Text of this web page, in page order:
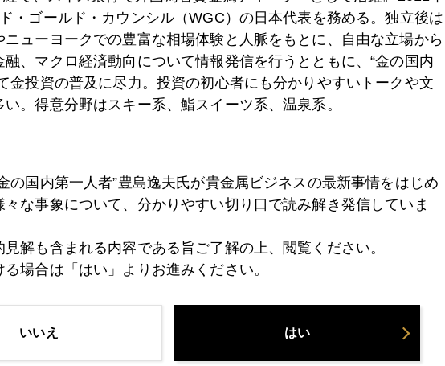
ジム・ロジャーズの本音
過剰流動性相場の復活？
金とインフレ
・ゴールド・カウンシル（WGC）の日本代表を務める。独立後は
ニューヨークでの豊富な相場体験と人脈をもとに、自由な立場から
融、マクロ経済動向について情報発信を行うとともに、“金の国内
金投資の普及に尽力。投資の初心者にも分かりやすいトークや文
。得意分野はスキー系、鮨スイーツ系、温泉系。
の国内第一人者”豊島逸夫氏が貴金属ビジネスの最新事情をはじめ
々な事象について、分かりやすい切り口で読み解き発信していま
解も含まれる内容である旨ご了解の上、閲覧ください。
場合は「はい」よりお進みください。
いいえ はい